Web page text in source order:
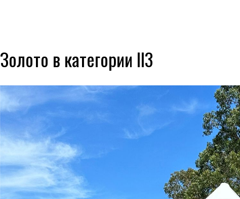
Золото в категории II3